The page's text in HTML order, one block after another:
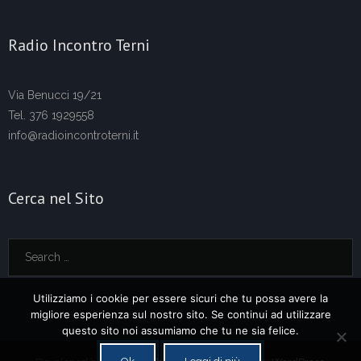
Radio Incontro Terni
Via Benucci 19/21
Tel. 376 1929558
info@radioincontroterni.it
Cerca nel Sito
Utilizziamo i cookie per essere sicuri che tu possa avere la
migliore esperienza sul nostro sito. Se continui ad utilizzare
questo sito noi assumiamo che tu ne sia felice.